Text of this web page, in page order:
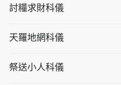
討糧求財科儀
天羅地網科儀
祭送小人科儀